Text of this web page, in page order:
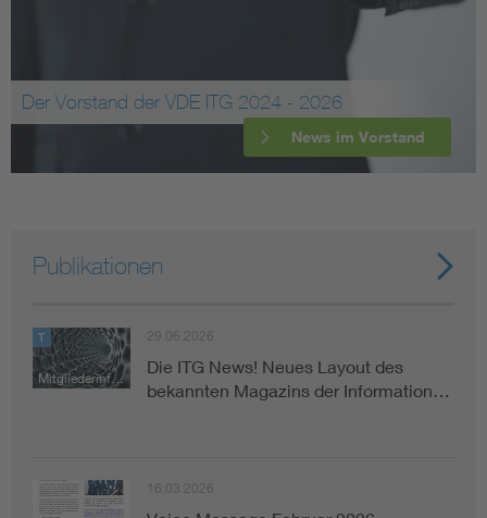
Der Vorstand der VDE ITG 2024 - 2026
News im Vorstand
Publikationen
Mitgliederinformation
T 29.06.2026
Die ITG News! Neues Layout des
bekannten Magazins der Information…
16.03.2026